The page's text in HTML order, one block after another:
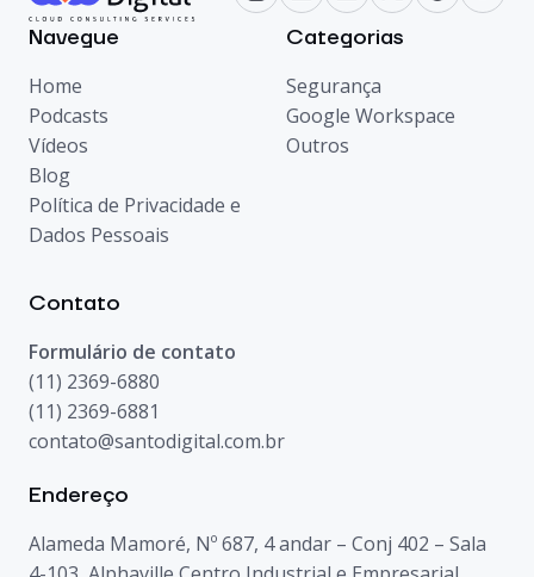
Navegue
Home
Podcasts
Vídeos
Blog
Política de Privacidade e
Dados Pessoais
Categorias
Segurança
Google Workspace
Outros
Contato
Formulário de contato
(11) 2369-6880
(11) 2369-6881
contato@santodigital.com.br
Endereço
Alameda Mamoré, Nº 687, 4 andar – Conj 402 – Sala